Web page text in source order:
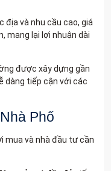
địa và nhu cầu cao, giá
mang lại lợi nhuận dài
được xây dựng gần
dàng tiếp cận với các
Phố
mua và nhà đầu tư cần